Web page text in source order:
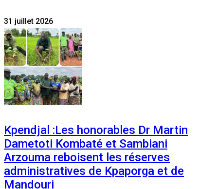
31 juillet 2026
Kpendjal :Les honorables Dr Martin
Dametoti Kombaté et Sambiani
Arzouma reboisent les réserves
administratives de Kpaporga et de
Mandouri